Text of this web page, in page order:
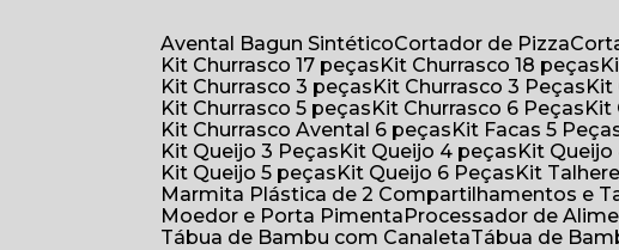
Avental Bagun Sintético
Cortador de Pizza
Kit Churrasco 17 peças
Kit Churrasco 18 peças
Kit Churrasco 3 peças
Kit Churrasco 3 Peças
Kit Churrasco 5 peças
Kit Churrasco 6 Peças
Kit Churrasco Avental 6 peças
Kit Facas 5
Kit Queijo 3 Peças
Kit Queijo 4 peças Kit
Kit Queijo 5 peças
Kit Queijo 6 Peças Kit
Marmita Plástica de 2 Compartilhamentos e
Moedor e Porta Pimenta
Processador de
Tábua de Bambu com Canaleta
Tábua de